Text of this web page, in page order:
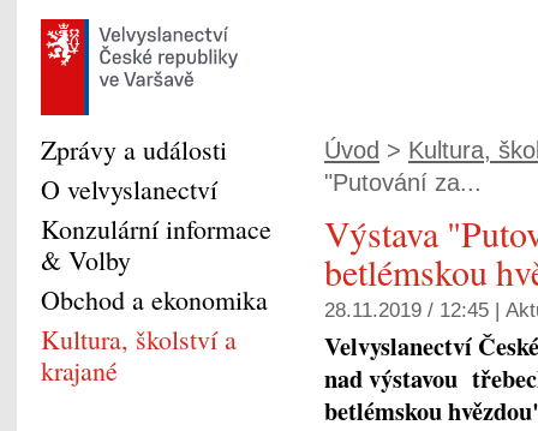
Úvod > Kultura,
"Putování za...
Výstava
betlémskou
28.11.2019 / 12:45 |
Velvyslanectví
nad výstavou
betlémskou
Zprávy a události
O velvyslanectví
Konzulární informace
& Volby
Obchod a ekonomika
Kultura, školství a
krajané